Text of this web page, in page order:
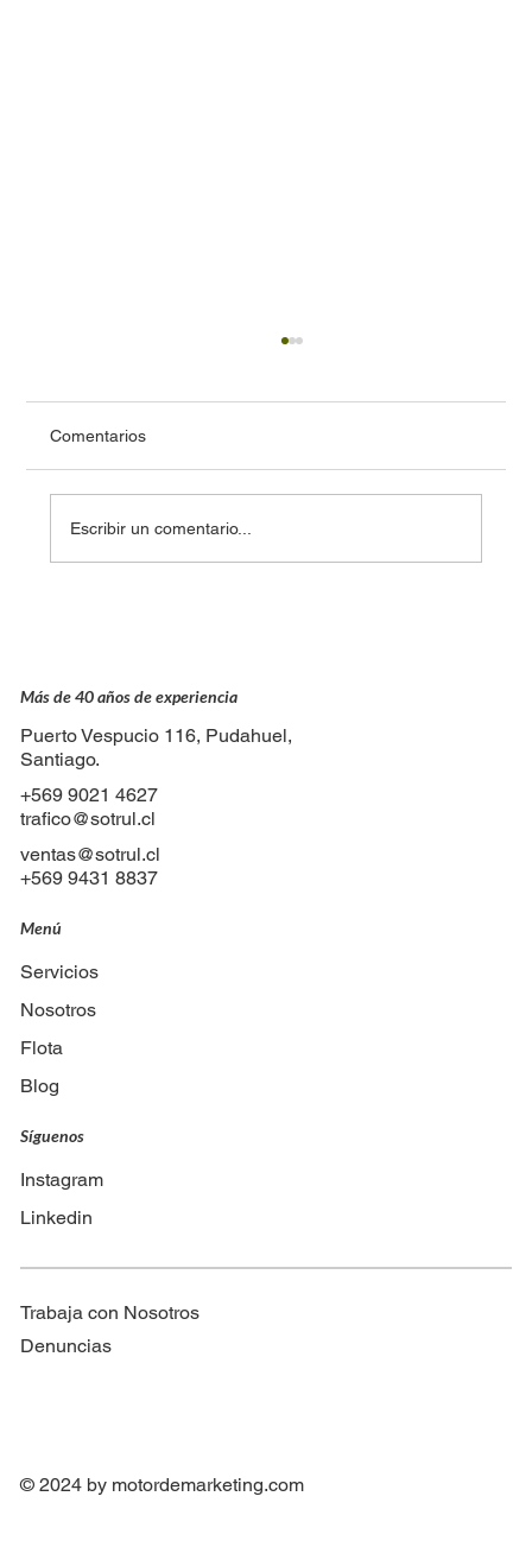
Comentarios
Escribir un comentario...
Más de 40 años de experiencia
Puerto Vespucio 116, Pudahuel,
Santiago.
+569 9021 4627
trafico@sotrul.cl
ventas@sotrul.cl
+569 9431 8837
Menú
Servicios
Nosotros
Flota
Blog
Síguenos
Instagram
Linkedin
Trabaja con Nosotros
Denuncias
© 2024 by motordemarketing.com